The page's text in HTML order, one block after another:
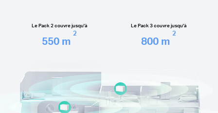
Le Pack 2 couvre jusqu'à
550 m
2
Le Pack 3 couvre jusqu'à
800 m
2